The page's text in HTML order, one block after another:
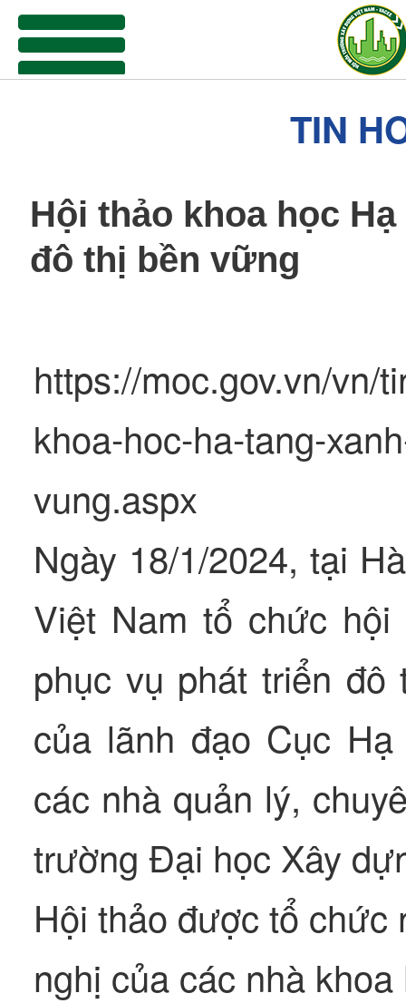
menu
TIN
Hội thảo khoa học
đô thị bền vững
https://moc.gov.vn/vn/
khoa-hoc-ha-tang-
vung.aspx
Ngày 18/1/2024, tại
Việt Nam tổ chức hội
phục vụ phát triển
của lãnh đạo Cục
các nhà quản lý,
trường Đại học Xây
Hội thảo được tổ chức
nghị của các nhà